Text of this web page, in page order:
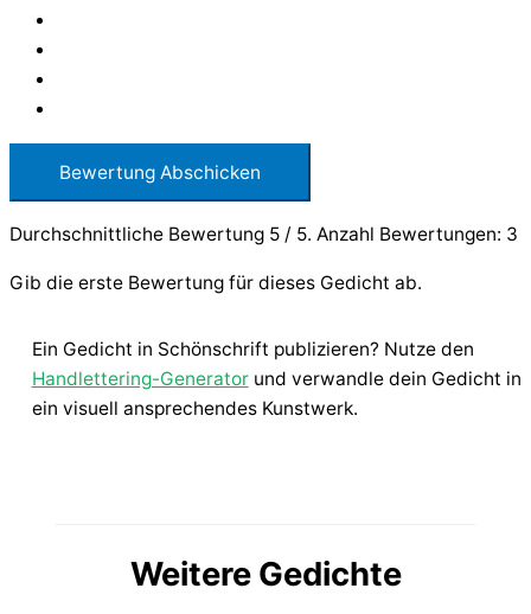
Bewertung Abschicken
Durchschnittliche Bewertung 5 / 5. Anzahl Bewertungen: 3
Gib die erste Bewertung für dieses Gedicht ab.
Ein Gedicht in Schönschrift publizieren? Nutze den
Handlettering-Generatorund verwandle dein Gedicht in
ein visuell ansprechendes Kunstwerk.
Weitere Gedichte